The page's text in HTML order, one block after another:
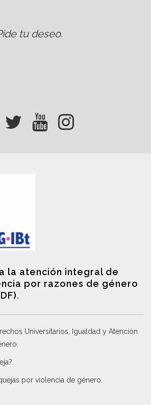
tu deseo.
la atención integral de
por razones de género
.
Universitarios, Igualdad y Atención
por violencia de género